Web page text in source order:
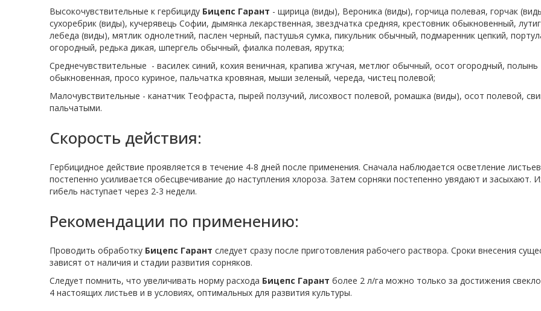
Высокочувствительные к гербициду Бицепс Гарант - щирица (виды), Вероника (виды), горчица полевая, горчак
сухоребрик (виды), кучерявець Софии, дымянка лекарственная, звездчатка средняя, крестовник обыкновенный,
лебеда (виды), мятлик однолетний, паслен черный, пастушья сумка, пикульник обычный, подмаренник цепкий,
огородный, редька дикая, шпергель обычный, фиалка полевая, ярутка;
Среднечувствительные - василек синий, кохия веничная, крапива жгучая, метлюг обычный, осот огородный, полынь
обыкновенная, просо куриное, пальчатка кровяная, мыши зеленый, череда, чистец полевой;
Малочувствительные - канатчик Теофраста, пырей ползучий, лисохвост полевой, ромашка (виды), осот полевой,
пальчатыми.
Скорость действия:
Гербицидное действие проявляется в течение 4-8 дней после применения. Сначала наблюдается осветление
постепенно усиливается обесцвечивание до наступления хлороза. Затем сорняки постепенно увядают и засыхают.
гибель наступает через 2-3 недели.
Рекомендации по применению:
Проводить обработку Бицепс Гарант следует сразу после приготовления рабочего раствора. Сроки внесения
зависят от наличия и стадии развития сорняков.
Следует помнить, что увеличивать норму расхода Бицепс Гарант более 2 л/га можно только за достижения
4 настоящих листьев и в условиях, оптимальных для развития культуры.